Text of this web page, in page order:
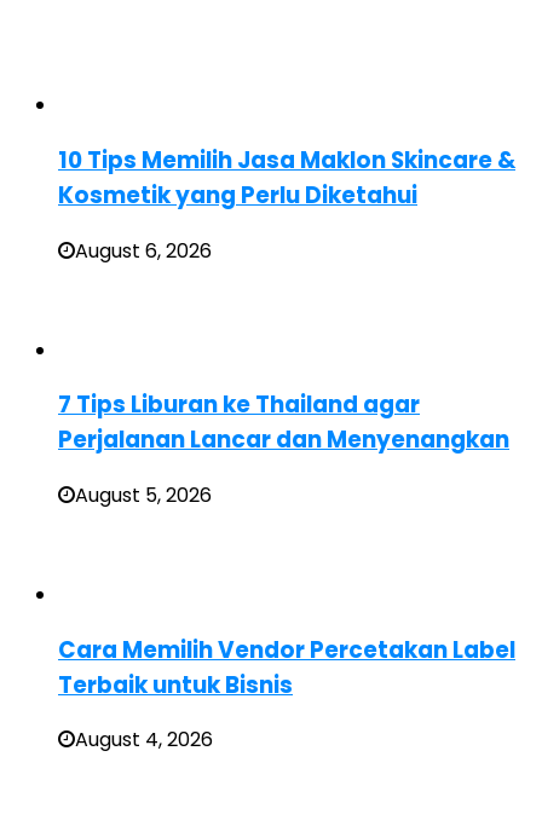
10 Tips Memilih Jasa Maklon Skincare &
Kosmetik yang Perlu Diketahui
August 6, 2026
7 Tips Liburan ke Thailand agar
Perjalanan Lancar dan Menyenangkan
August 5, 2026
Cara Memilih Vendor Percetakan Label
Terbaik untuk Bisnis
August 4, 2026